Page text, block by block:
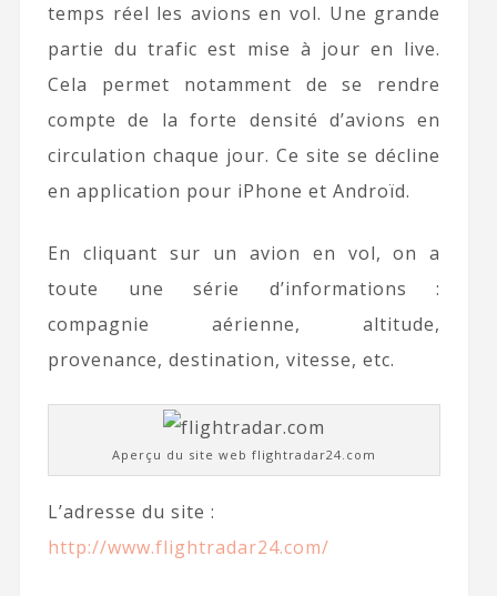
temps réel les avions en vol. Une grande
partie du trafic est mise à jour en live.
Cela permet notamment de se rendre
compte de la forte densité d’avions en
circulation chaque jour. Ce site se décline
en application pour iPhone et Androïd.
En cliquant sur un avion en vol, on a
toute une série d’informations :
compagnie aérienne, altitude,
provenance, destination, vitesse, etc.
Aperçu du site web flightradar24.com
L’adresse du site :
http://www.flightradar24.com/